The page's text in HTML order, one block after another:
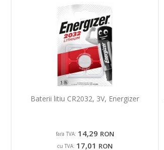
Baterii litiu CR2032, 3V, Energizer
fara TVA: 14,29 RON
cu TVA: 17,01 RON